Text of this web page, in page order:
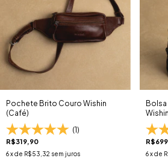
Pochete Brito Couro Wishin
(Café)
(1)
R$319,90
6x de R$53,32 sem juros
Bolsa
6 x de